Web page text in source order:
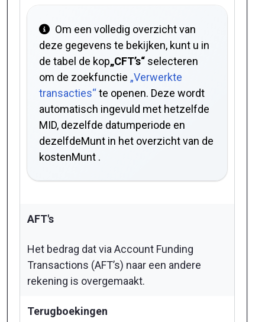
Om een volledig overzicht van
deze gegevens te bekijken, kunt u in
de tabel de kop„CFT’s“ selecteren
om de zoekfunctie „Verwerkte
transacties“te openen. Deze wordt
automatisch ingevuld met hetzelfde
MID, dezelfde datumperiode en
dezelfdeMunt in het overzicht van de
kostenMunt .
AFT's
Het bedrag dat via Account Funding
Transactions (AFT’s) naar een andere
rekening is overgemaakt.
Terugboekingen